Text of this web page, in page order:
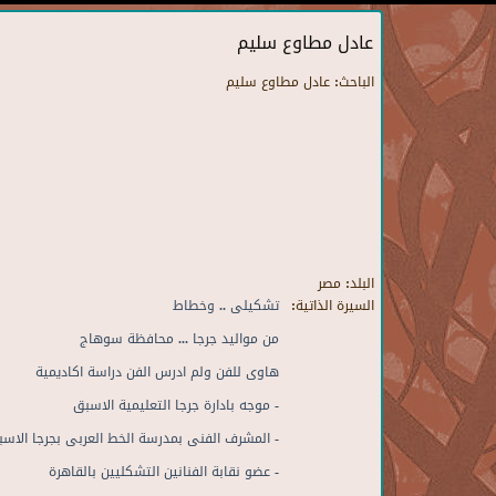
عادل مطاوع سليم
الباحث: عادل مطاوع سليم
البلد: مصر
السيرة الذاتية: تشكيلى .. وخطاط
من مواليد جرجا ... محافظة سوهاج
هاوى للفن ولم ادرس الفن دراسة اكاديمية
- موجه بادارة جرجا التعليمية الاسبق
- المشرف الفنى بمدرسة الخط العربى بجرجا
- عضو نقابة الفنانين التشكليين بالقاهرة